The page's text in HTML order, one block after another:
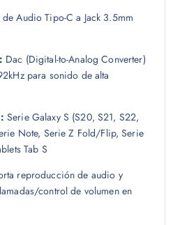
Audio Tipo-C a Jack 3.5mm
Dac (Digital-to-Analog Converter)
para sonido de alta
Serie Galaxy S (S20, S21, S22,
Note, Serie Z Fold/Flip, Serie
Tab S
reproducción de audio y
control de volumen en